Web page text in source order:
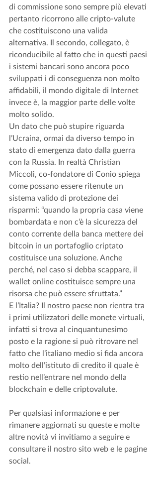
di commissione sono sempre più elevati
pertanto ricorrono alle cripto-valute
che costituiscono una valida
alternativa. Il secondo, collegato, è
riconducibile al fatto che in questi paesi
i sistemi bancari sono ancora poco
sviluppati i di conseguenza non molto
affidabili, il mondo digitale di Internet
invece è, la maggior parte delle volte
molto solido.
Un dato che può stupire riguarda
l’Ucraina, ormai da diverso tempo in
stato di emergenza dato dalla guerra
con la Russia. In realtà Christian
Miccoli, co-fondatore di Conio spiega
come possano essere ritenute un
sistema valido di protezione dei
risparmi: “quando la propria casa viene
bombardata e non c’è la sicurezza del
conto corrente della banca mettere dei
bitcoin in un portafoglio criptato
costituisce una soluzione. Anche
perché, nel caso si debba scappare, il
wallet online costituisce sempre una
risorsa che può essere sfruttata.”
E l’Italia? Il nostro paese non rientra tra
i primi utilizzatori delle monete virtuali,
infatti si trova al cinquantunesimo
posto e la ragione si può ritrovare nel
fatto che l’italiano medio si fida ancora
molto dell’istituto di credito il quale è
restio nell’entrare nel mondo della
blockchain e delle criptovalute.
Per qualsiasi informazione e per
rimanere aggiornati su queste e molte
altre novità vi invitiamo a seguire e
consultare il nostro sito web e le pagine
social.